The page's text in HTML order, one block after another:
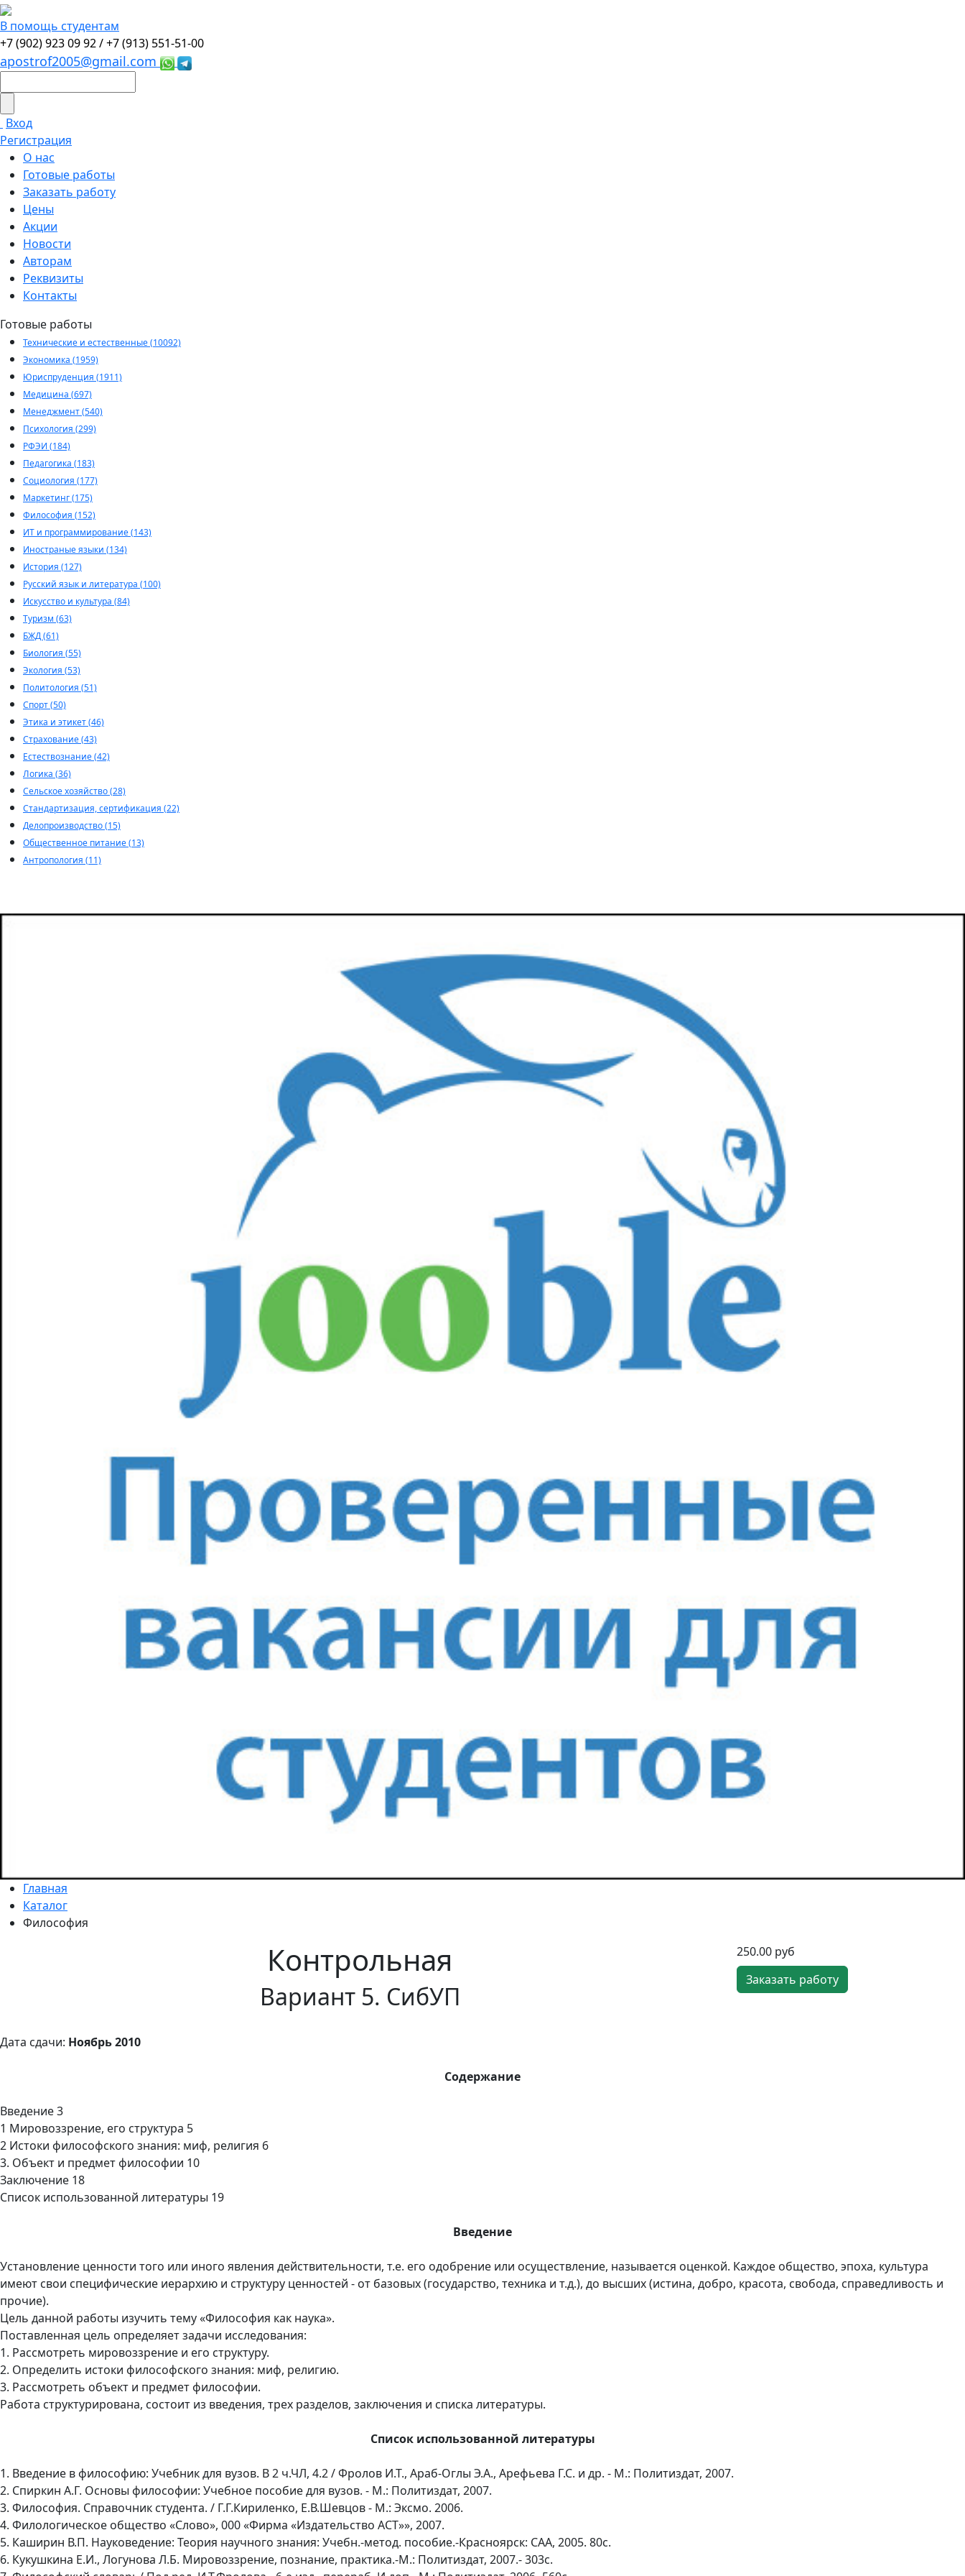
В помощь студентам
+7 (902) 923 09 92 /+7 (913) 551-51-00
apostrof2005@gmail.com
Вход
Регистрация
О нас
Готовые работы
Заказать работу
Цены
Акции
Новости
Авторам
Реквизиты
Контакты
Готовые работы
Технические и естественные (10092)
Экономика (1959)
Юриспруденция (1911)
Медицина (697)
Менеджмент (540)
Психология (299)
РФЭИ (184)
Педагогика (183)
Социология (177)
Маркетинг (175)
Философия (152)
ИТ и программирование (143)
Иностраные языки (134)
История (127)
Русский язык и литература (100)
Искусство и культура (84)
Туризм (63)
БЖД (61)
Биология (55)
Экология (53)
Политология (51)
Спорт (50)
Этика и этикет (46)
Страхование (43)
Естествознание (42)
Логика (36)
Сельское хозяйство (28)
Стандартизация, сертификация (22)
Делопроизводство (15)
Общественное питание (13)
Антропология (11)
Главная
Каталог
Философия
Контрольная
Вариант 5. СибУП
250.00 руб
Заказать работу
Дата сдачи: Ноябрь 2010
Содержание
Введение 3
1 Мировоззрение, его структура 5
2 Истоки философского знания: миф, религия 6
3. Объект и предмет философии 10
Заключение 18
Список использованной литературы 19
Введение
Установление ценности того или иного явления действительности, т.е. его одобрение или осуществление, называется оценкой. Каждое общество, эпоха, культура
имеют свои специфические иерархию и структуру ценностей - от базовых (государство, техника и т.д.), до высших (истина, добро, красота, свобода, справедливость и
прочие).
Цель данной работы изучить тему «Философия как наука».
Поставленная цель определяет задачи исследования:
1. Рассмотреть мировоззрение и его структуру.
2. Определить истоки философского знания: миф, религию.
3. Рассмотреть объект и предмет философии.
Работа структурирована, состоит из введения, трех разделов, заключения и списка литературы.
Список использованной литературы
1. Введение в философию: Учебник для вузов. В 2 ч.ЧЛ, 4.2 / Фролов И.Т., Араб-Оглы Э.А., Арефьева Г.С. и др. - М.: Политиздат, 2007.
2. Спиркин А.Г. Основы философии: Учебное пособие для вузов. - М.: Политиздат, 2007.
3. Философия. Справочник студента. / Г.Г.Кириленко, Е.В.Шевцов - М.: Эксмо. 2006.
4. Филологическое общество «Слово», 000 «Фирма «Издательство ACT»», 2007.
5. Каширин В.П. Науковедение: Теория научного знания: Учебн.-метод. пособие.-Красноярск: САА, 2005. 80с.
6. Кукушкина Е.И., Логунова Л.Б. Мировоззрение, познание, практика.-М.: Политиздат, 2007.- 303с.